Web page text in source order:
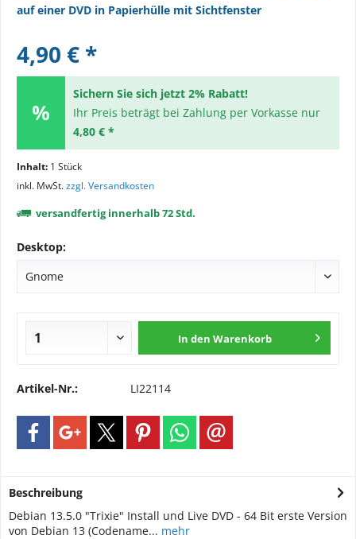
auf einer DVD in Papierhülle mit Sichtfenster
4,90 € *
Sichern Sie sich jetzt 2% Rabatt!
Ihr Preis beträgt bei Zahlung per Vorkasse nur
4,80 € *
Inhalt: 1 Stück
inkl. MwSt.zzgl. Versandkosten
versandfertig innerhalb 72 Std.
Desktop:
In den Warenkorb
Artikel-Nr.: LI22114
Beschreibung
Debian 13.5.0 "Trixie" Install und Live DVD - 64 Bit erste Version
von Debian 13 (Codename... mehr